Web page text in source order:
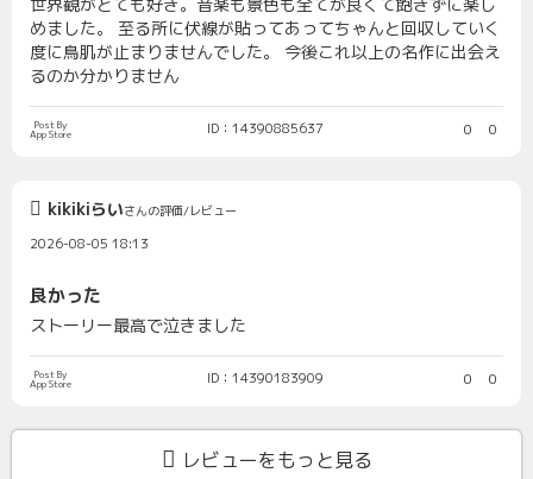
世界観がとても好き。音楽も景色も全てが良くて飽きずに楽し
めました。 至る所に伏線が貼ってあってちゃんと回収していく
度に鳥肌が止まりませんでした。 今後これ以上の名作に出会え
るのか分かりません
Post By
App Store ID：14390885637 0 0
kikikiらいさんの評価/レビュー
2026-08-05 18:13
良かった
ストーリー最高で泣きました
Post By
App Store ID：14390183909 0 0
レビューをもっと見る